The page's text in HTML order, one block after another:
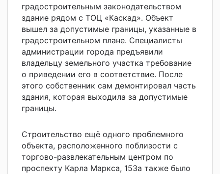
градостроительным законодательством
здание рядом с ТОЦ «Каскад». Объект
вышел за допустимые границы, указанные в
градостроительном плане. Специалисты
администрации города предъявили
владельцу земельного участка требование
о приведении его в соответствие. После
этого собственник сам демонтировал часть
здания, которая выходила за допустимые
границы.
Строительство ещё одного проблемного
объекта, расположенного поблизости с
торгово-развлекательным центром по
проспекту Карла Маркса, 153а также было